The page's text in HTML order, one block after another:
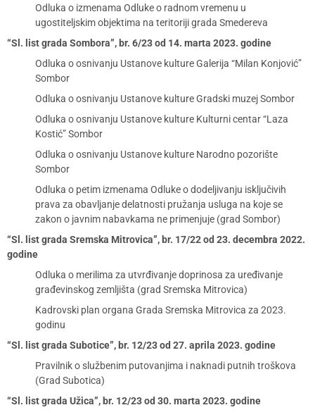
Odluka o izmenama Odluke o radnom vremenu u
ugostiteljskim objektima na teritoriji grada Smedereva
“Sl. list grada Sombora”, br. 6/23 od 14. marta 2023. godine
Odluka o osnivanju Ustanove kulture Galerija “Milan Konjović”
Sombor
Odluka o osnivanju Ustanove kulture Gradski muzej Sombor
Odluka o osnivanju Ustanove kulture Kulturni centar “Laza
Kostić” Sombor
Odluka o osnivanju Ustanove kulture Narodno pozorište
Sombor
Odluka o petim izmenama Odluke o dodeljivanju isključivih
prava za obavljanje delatnosti pružanja usluga na koje se
zakon o javnim nabavkama ne primenjuje (grad Sombor)
“Sl. list grada Sremska Mitrovica”, br. 17/22 od 23. decembra 2022.
godine
Odluka o merilima za utvrđivanje doprinosa za uređivanje
građevinskog zemljišta (grad Sremska Mitrovica)
Kadrovski plan organa Grada Sremska Mitrovica za 2023.
godinu
“Sl. list grada Subotice”, br. 12/23 od 27. aprila 2023. godine
Pravilnik o službenim putovanjima i naknadi putnih troškova
(Grad Subotica)
“Sl. list grada Užica”, br. 12/23 od 30. marta 2023. godine